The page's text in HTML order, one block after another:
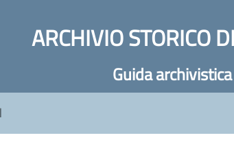
ARCHIVIO STORICO
Guida